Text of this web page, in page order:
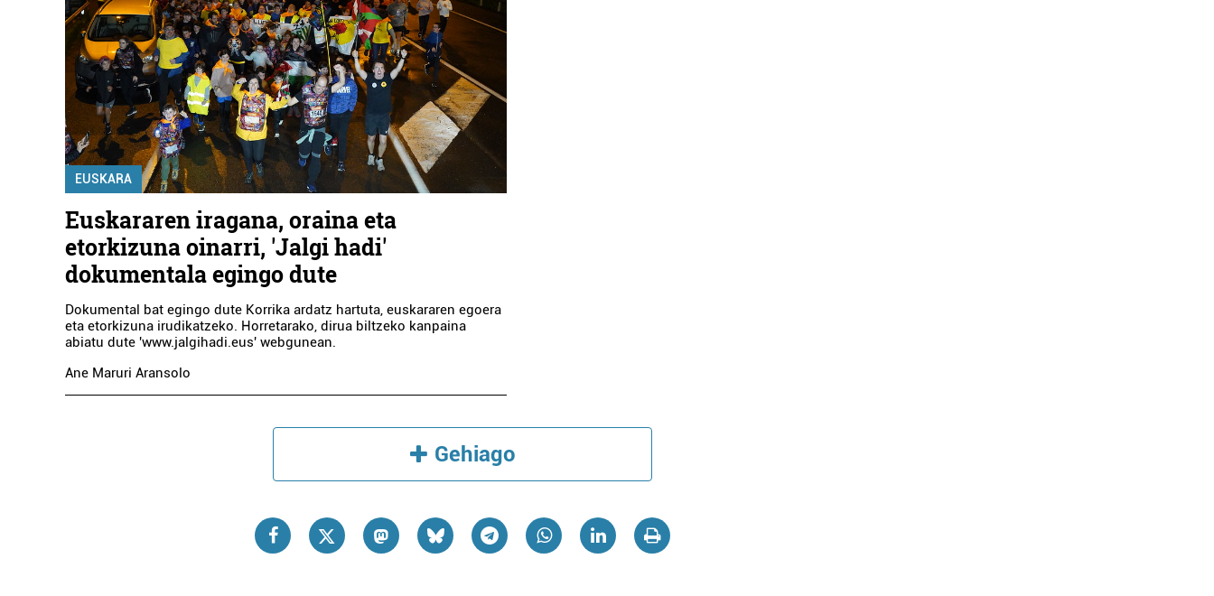
EUSKARA
Euskararen iragana, oraina eta
etorkizuna oinarri, 'Jalgi hadi'
dokumentala egingo dute
Dokumental bat egingo dute Korrika ardatz hartuta, euskararen egoera
eta etorkizuna irudikatzeko. Horretarako, dirua biltzeko kanpaina
abiatu dute 'www.jalgihadi.eus' webgunean.
Ane Maruri Aransolo
Gehiago